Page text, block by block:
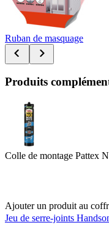
Ruban de masquage
Produits
Colle de montage Pattex
Ajouter un produit au
Jeu de serre-joints